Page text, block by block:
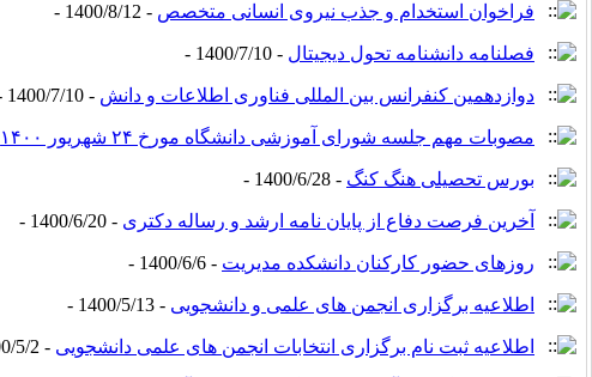
فراخوان استخدام و جذب نیروی انسانی متخصص - 1400/8/12 -
فصلنامه دانشنامه تحول دیجیتال - 1400/7/10 -
دوازدهمین کنفرانس بین المللی فناوری اطلاعات و دانش - 1400/7/10 -
مصوبات مهم جلسه شورای آموزشی دانشگاه مورخ ۲۴ شهریور ۱۴۰۰
بورس تحصیلی هنگ کنگ - 1400/6/28 -
آخرین فرصت دفاع از پایان نامه ارشد و رساله دکتری - 1400/6/20 -
روزهای حضور کارکنان دانشکده مدیریت - 1400/6/6 -
اطلاعیه برگزاری انجمن های علمی و دانشجویی - 1400/5/13 -
اطلاعیه ثبت نام برگزاری انتخابات انجمن های علمی دانشجویی - 1400/5/2 -